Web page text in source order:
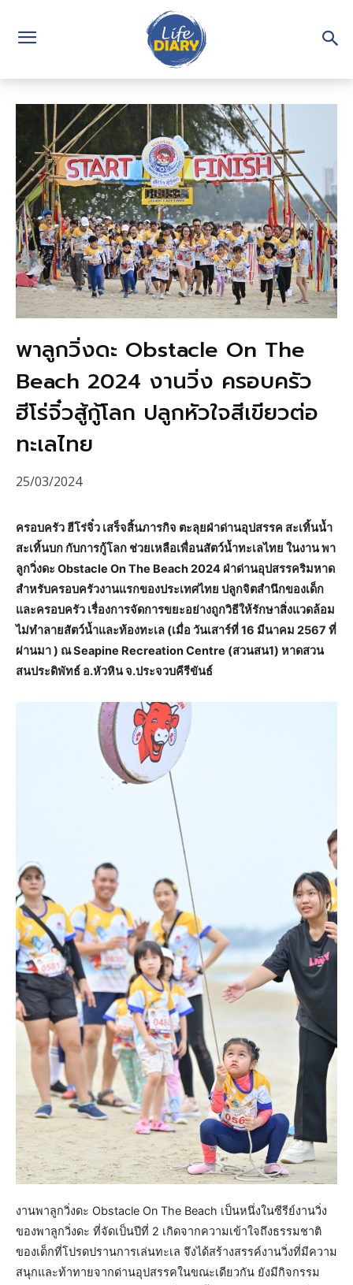
พาลูกวิ่งดะ Obstacle On The
Beach 2024 งานวิ่ง ครอบครัว
ฮีโร่จิ๋วสู้กู้โลก ปลูกหัวใจสีเขียวต่อ
ทะเลไทย
25/03/2024
ครอบครัว ฮีโร่จิ๋ว เสร็จสิ้นภารกิจ ตะลุยฝ่าด่านอุปสรรค สะเทิ้นน้ำ
สะเทิ้นบก กับการกู้โลก ช่วยเหลือเพื่อนสัตว์น้ำทะเลไทย ในงาน พา
ลูกวิ่งดะ Obstacle On The Beach 2024 ฝ่าด่านอุปสรรคริมหาด
สำหรับครอบครัวงานแรกของประเทศไทย ปลูกจิตสำนึกของเด็ก
และครอบครัว เรื่องการจัดการขยะอย่างถูกวิธีให้รักษาสิ่งแวดล้อม
ไม่ทำลายสัตว์น้ำและท้องทะเล (เมื่อ วันเสาร์ที่ 16 มีนาคม 2567 ที่
ผ่านมา ) ณ Seapine Recreation Centre (สวนสน1) หาดสวน
สนประดิพัทธ์ อ.หัวหิน จ.ประจวบคีรีขันธ์
งานพาลูกวิ่งดะ Obstacle On The Beach เป็นหนึ่งในซีรีย์งานวิ่ง
ของพาลูกวิ่งดะ ที่จัดเป็นปีที่ 2 เกิดจากความเข้าใจถึงธรรมชาติ
ของเด็กที่โปรดปรานการเล่นทะเล จึงได้สร้างสรรค์งานวิ่งที่มีความ
สนุกและท้าทายจากด่านอุปสรรคในขณะเดียวกัน ยังมีกิจกรรม